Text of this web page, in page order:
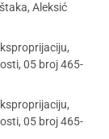
Aleksić
05 broj 465-
05 broj 465-